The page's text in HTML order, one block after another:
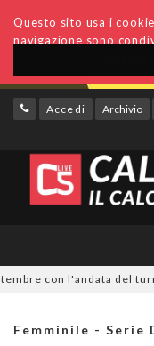
Questo sito usa i
navigazione sono
Accedi Archivio
con l'andata del turno
Femminile - Serie